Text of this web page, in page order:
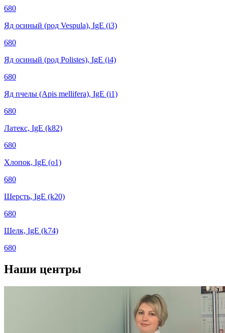
680
Яд осиный (род Vespula), IgE (i3)
680
Яд осиный (род Polistes), IgE (i4)
680
Яд пчелы (Apis mellifera), IgE (i1)
680
Латекс, IgE (k82)
680
Хлопок, IgE (о1)
680
Шерсть, IgE (k20)
680
Шелк, IgE (k74)
680
Наши центры